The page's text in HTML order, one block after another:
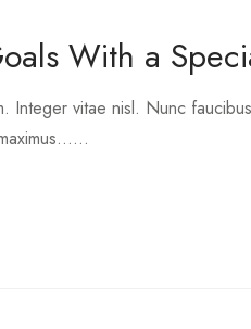
With a
Integer vitae nisl. Nunc